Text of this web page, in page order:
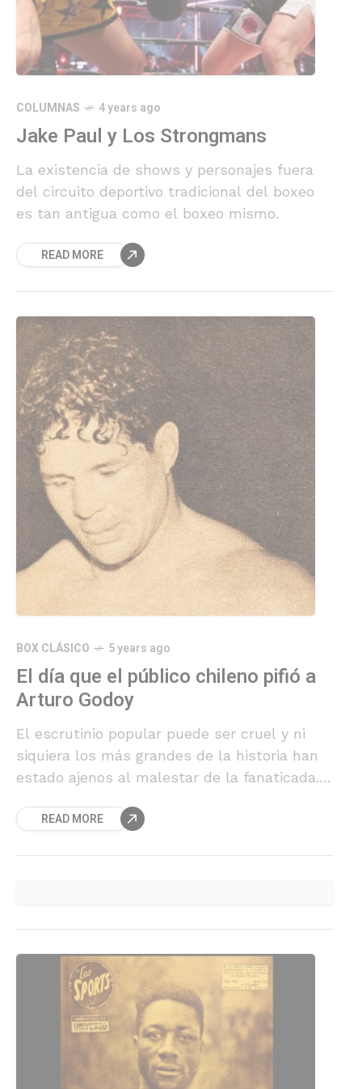
COLUMNAS 4 years ago
Jake Paul y Los Strongmans
La existencia de shows y personajes fuera
del circuito deportivo tradicional del boxeo
es tan antigua como el boxeo mismo.
READ MORE
BOX CLÁSICO 5 years ago
El día que el público chileno pifió a
Arturo Godoy
El escrutinio popular puede ser cruel y ni
siquiera los más grandes de la historia han
estado ajenos al malestar de la fanaticada.
importante del boxeo en nuestro país,
READ MORE